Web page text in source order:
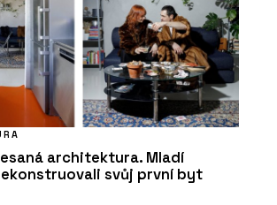
architektura. Mladí
svůj první byt